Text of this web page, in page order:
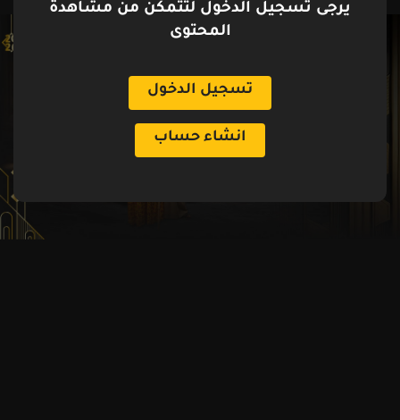
يرجى تسجيل الدخول لتتمكن من مشاهدة
المحتوى
تسجيل الدخول
انشاء حساب